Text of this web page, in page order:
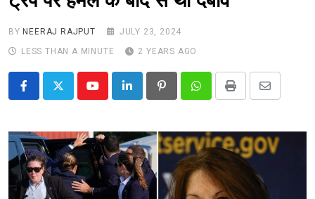
Classified
About Us
BYNEERAJ RAJPUT
JULY 23, 2024
LESS THAN A MINUTE
2 YEARS AGO
YoutubeLinkedIn PinterestWhatsappPrint
Share
Email